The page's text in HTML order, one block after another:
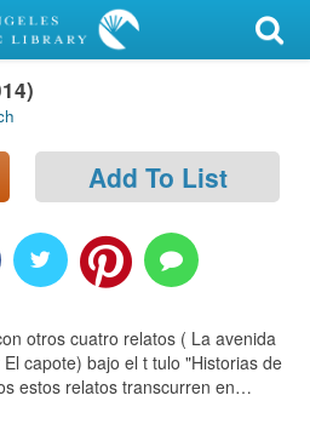
Add To List
otros cuatro relatos ( La avenida
capote) bajo el t tulo "Historias de
estos relatos transcurren en…